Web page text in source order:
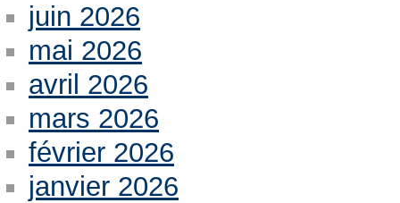
juin 2026
mai 2026
avril 2026
mars 2026
février 2026
janvier 2026